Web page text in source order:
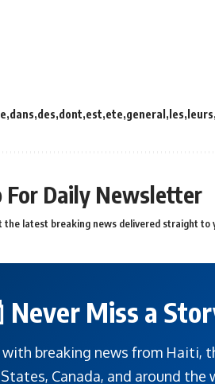
dans des dont est ete general les leurs
For Daily Newsletter
the latest breaking news delivered straight to
Never Miss a
breaking news from Haiti,
Canada, and around the